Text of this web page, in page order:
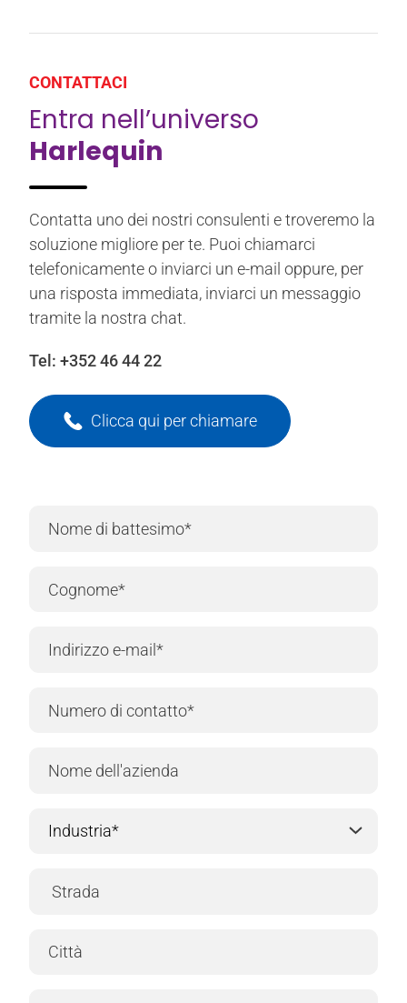
CONTATTACI
Entra nell’universo
Harlequin
Contatta uno dei nostri consulenti e troveremo la
soluzione migliore per te. Puoi chiamarci
telefonicamente o inviarci un e-mail oppure, per
una risposta immediata, inviarci un messaggio
tramite la nostra chat.
Tel: +352 46 44 22
Clicca qui per chiamare